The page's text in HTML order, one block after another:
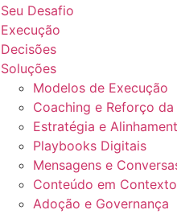
Seu Desafio
Execução
Decisões
Soluções
Modelos de Execução
Coaching e Reforço da
Estratégia e
Playbooks Digitais
Mensagens e
Conteúdo em Contexto
Adoção e Governança